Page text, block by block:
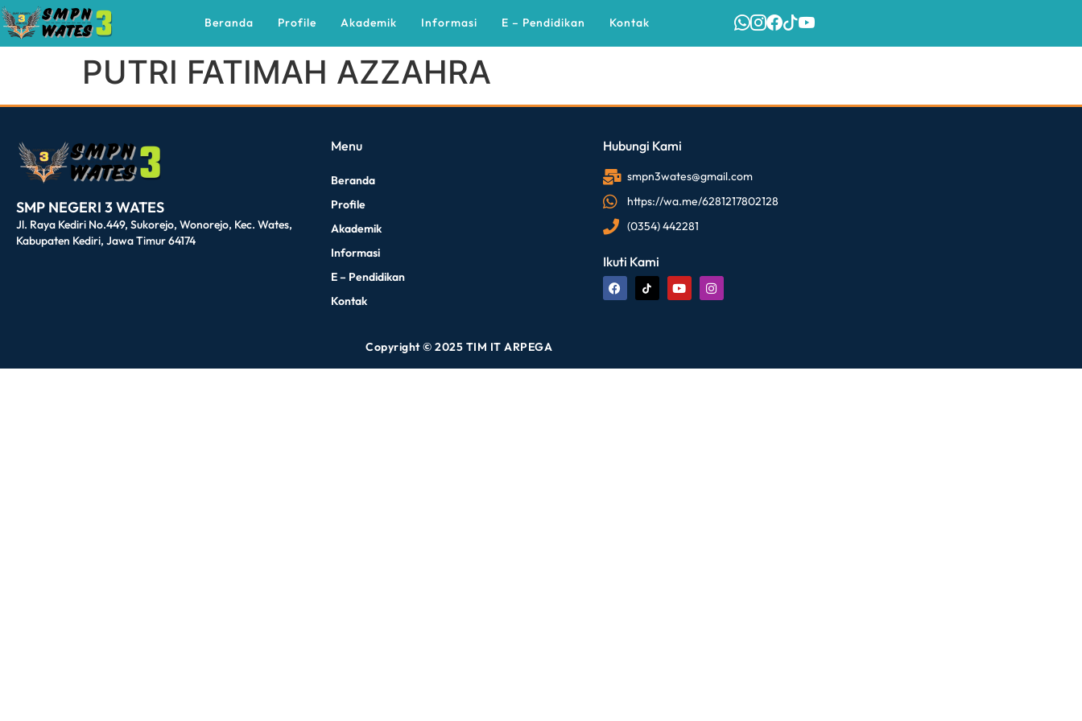
Beranda Profile Akademik Informasi E – Pendidikan Kontak
PUTRI FATIMAH AZZAHRA
SMP NEGERI 3 WATES
Jl. Raya Kediri No.449, Sukorejo, Wonorejo, Kec. Wates,
Kabupaten Kediri, Jawa Timur 64174
Menu
Beranda
Profile
Akademik
Informasi
E – Pendidikan
Kontak
Hubungi Kami
smpn3wates@gmail.com
https://wa.me/6281217802128
(0354) 442281
Ikuti Kami
Copyright © 2025 TIM IT ARPEGA